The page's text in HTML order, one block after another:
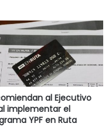
al Ejecutivo
implementar el
YPF en Ruta